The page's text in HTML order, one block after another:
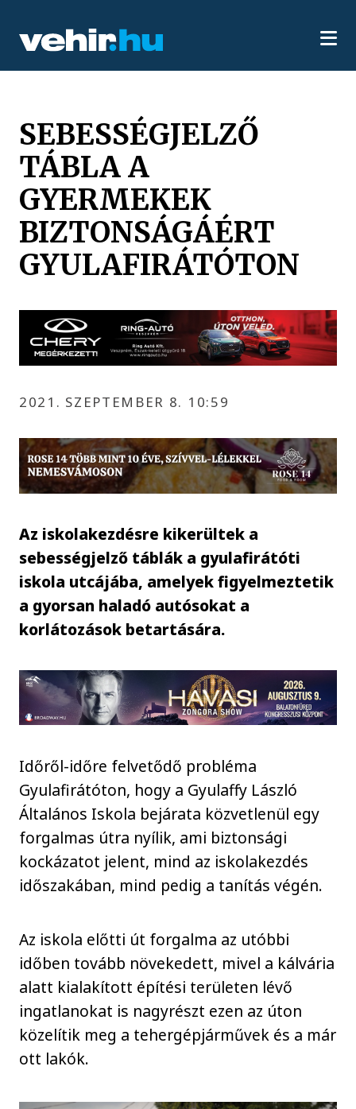
SEBESSÉGJELZŐ
TÁBLA A
GYERMEKEK
BIZTONSÁGÁÉRT
GYULAFIRÁTÓTON
2021. SZEPTEMBER 8. 10:59
Az iskolakezdésre kikerültek a
sebességjelző táblák a gyulafirátóti
iskola utcájába, amelyek figyelmeztetik
a gyorsan haladó autósokat a
korlátozások betartására.
Időről-időre felvetődő probléma
Gyulafirátóton, hogy a Gyulaffy László
Általános Iskola bejárata közvetlenül egy
forgalmas útra nyílik, ami biztonsági
kockázatot jelent, mind az iskolakezdés
időszakában, mind pedig a tanítás végén.
Az iskola előtti út forgalma az utóbbi
időben tovább növekedett, mivel a kálvária
alatt kialakított építési területen lévő
ingatlanokat is nagyrészt ezen az úton
közelítik meg a tehergépjárművek és a már
ott lakók.